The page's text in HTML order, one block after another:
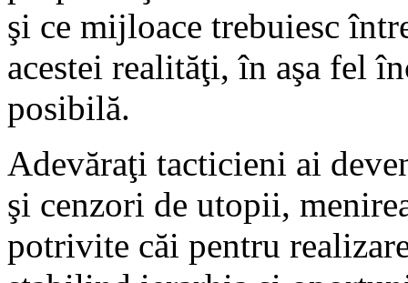
şi ce mijloace trebuiesc
acestei realităţi, în aşa fel
posibilă.
Adevăraţi tacticieni ai
şi cenzori de utopii,
potrivite căi pentru